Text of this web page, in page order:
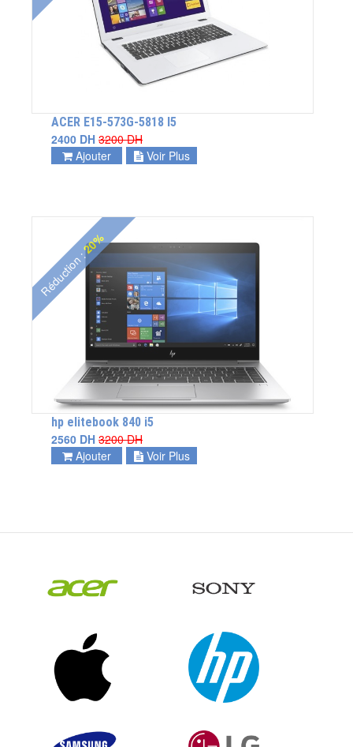
ACER E15-573G-5818 I5
2400 DH 3200 DH
Ajouter
Voir Plus
Réduction :
20%
hp elitebook 840 i5
2560 DH 3200 DH
Ajouter
Voir Plus